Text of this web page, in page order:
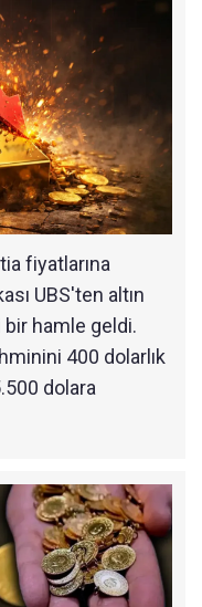
fiyatlarına
UBS'ten altın
hamle geldi.
400 dolarlık
dolara